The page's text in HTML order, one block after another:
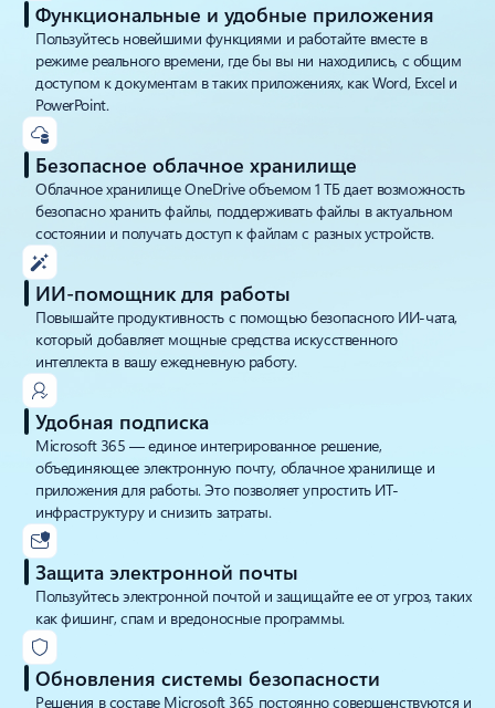
Функциональные и удобные приложения
Пользуйтесь новейшими функциями и работайте вместе в
режиме реального времени, где бы вы ни находились, с общим
доступом к документам в таких приложениях, как Word, Excel и
PowerPoint.
Безопасное облачное хранилище
Облачное хранилище OneDrive объемом 1 ТБ дает возможность
безопасно хранить файлы, поддерживать файлы в актуальном
состоянии и получать доступ к файлам с разных устройств.
ИИ-помощник для работы
Повышайте продуктивность с помощью безопасного ИИ-чата,
который добавляет мощные средства искусственного
интеллекта в вашу ежедневную работу.
Удобная подписка
Microsoft 365 — единое интегрированное решение,
объединяющее электронную почту, облачное хранилище и
приложения для работы. Это позволяет упростить ИТ-
инфраструктуру и снизить затраты.
Защита электронной почты
Пользуйтесь электронной почтой и защищайте ее от угроз, таких
как фишинг, спам и вредоносные программы.
Обновления системы безопасности
Решения в составе Microsoft 365 постоянно совершенствуются и